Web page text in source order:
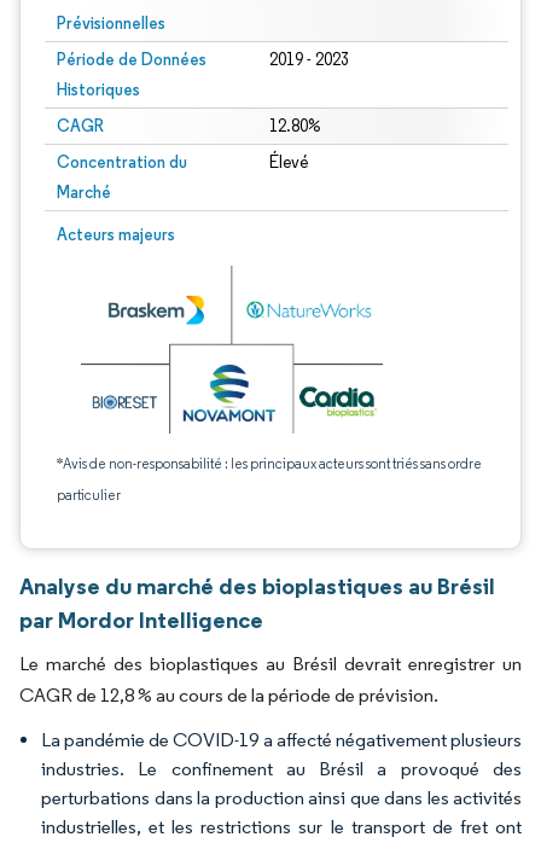
Prévisionnelles
Période de Données
Historiques
2019 - 2023
CAGR 12.80%
Concentration du
Marché
Élevé
Acteurs majeurs
*Avis de non-responsabilité : les principaux acteurs sont triés sans ordre
particulier
Analyse du marché des bioplastiques au Brésil
par Mordor Intelligence
Le marché des bioplastiques au Brésil devrait enregistrer un
CAGR de 12,8 % au cours de la période de prévision.
La pandémie de COVID-19 a affecté négativement plusieurs
industries. Le confinement au Brésil a provoqué des
perturbations dans la production ainsi que dans les activités
industrielles, et les restrictions sur le transport de fret ont